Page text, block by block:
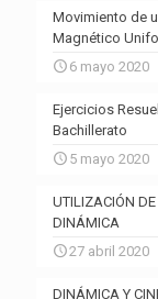
Movimiento de
Magnético
6 mayo 2020
Ejercicios
Bachillerato
5 mayo 2020
UTILIZACIÓN
DINÁMICA
27 abril 2020
DINÁMICA Y